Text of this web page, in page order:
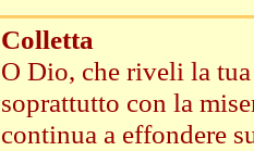
Colletta
O Dio, che riveli la
soprattutto con la
continua a effondere